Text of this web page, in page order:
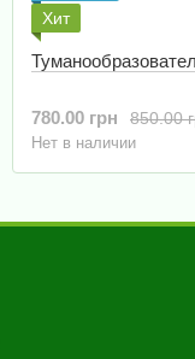
Хит
850.00
780.00 грн
Нет в наличии